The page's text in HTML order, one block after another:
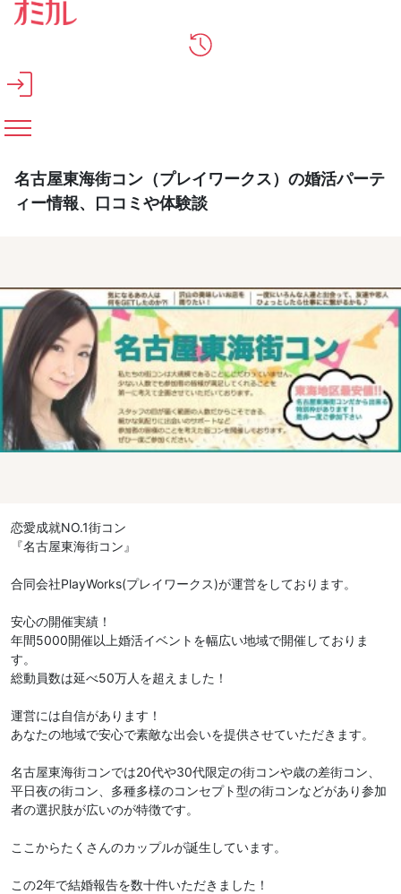
メインコンテンツへスキップ
名古屋東海街コン（プレイワークス）の婚活パーテ
ィー情報、口コミや体験談
恋愛成就NO.1街コン
『名古屋東海街コン』
合同会社PlayWorks(プレイワークス)が運営をしております。
安心の開催実績！
年間5000開催以上婚活イベントを幅広い地域で開催しておりま
す。
総動員数は延べ50万人を超えました！
運営には自信があります！
あなたの地域で安心で素敵な出会いを提供させていただきます。
名古屋東海街コンでは20代や30代限定の街コンや歳の差街コン、
平日夜の街コン、多種多様のコンセプト型の街コンなどがあり参加
者の選択肢が広いのが特徴です。
ここからたくさんのカップルが誕生しています。
この2年で結婚報告を数十件いただきました！